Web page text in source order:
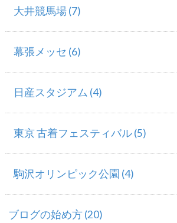
大井競馬場(7)
幕張メッセ (6)
日産スタジアム (4)
東京 古着フェスティバル(5)
駒沢オリンピック公園 (4)
ブログの始め方(20)